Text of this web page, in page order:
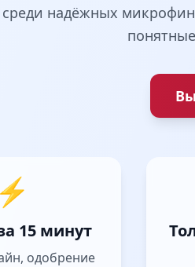
среди надёжных
⚡
15 минут
одобрение